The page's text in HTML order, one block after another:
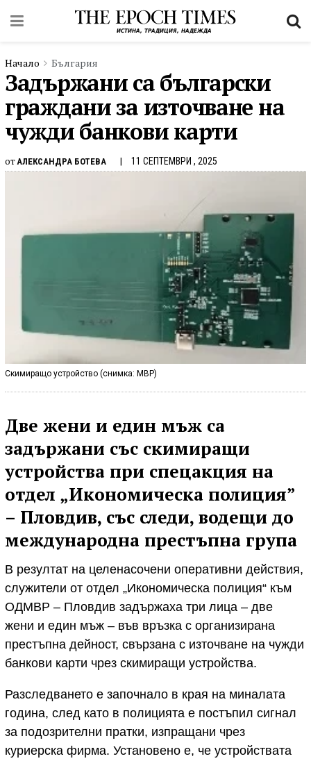
Начало България
Задържани са български
граждани за източване на
чужди банкови карти
от АЛЕКСАНДРА БОТЕВА 11 СЕПТЕМВРИ , 2025
Скимиращо устройство (снимка: МВР)
Две жени и един мъж са
задържани със скимиращи
устройства при спецакция на
отдел „Икономическа полиция”
– Пловдив, със следи, водещи до
международна престъпна група
В резултат на целенасочени оперативни действия,
служители от отдел „Икономическа полиция“ към
ОДМВР – Пловдив задържаха три лица – две
жени и един мъж – във връзка с организирана
престъпна дейност, свързана с източване на чужди
банкови карти чрез скимиращи устройства.
Разследването е започнало в края на миналата
година, след като в полицията е постъпил сигнал
за подозрителни пратки, изпращани чрез
куриерска фирма. Установено е, че устройствата